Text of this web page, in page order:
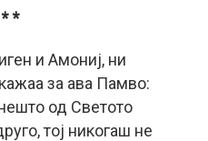
*
и Амониј, ни
за ава Памво:
од Светото
тој никогаш не